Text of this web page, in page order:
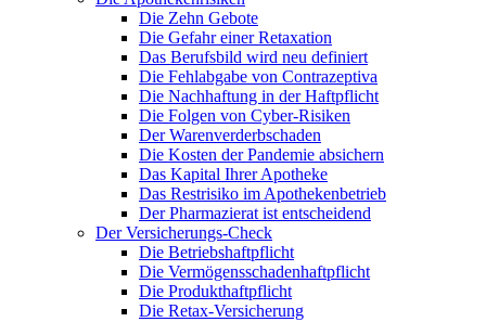
Die Zehn Gebote
Die Gefahr einer Retaxation
Das Berufsbild wird neu definiert
Die Fehlabgabe von Contrazeptiva
Die Nachhaftung in der Haftpflicht
Die Folgen von Cyber-Risiken
Der Warenverderbschaden
Die Kosten der Pandemie absichern
Das Kapital Ihrer Apotheke
Das Restrisiko im Apothekenbetrieb
Der Pharmazierat ist entscheidend
Der Versicherungs-Check
Die Betriebshaftpflicht
Die Vermögensschadenhaftpflicht
Die Produkthaftpflicht
Die Retax-Versicherung